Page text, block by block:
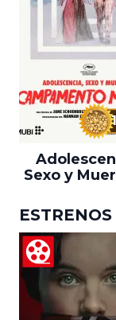
Sexo y
Miasma